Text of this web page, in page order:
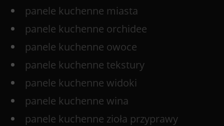
panele kuchenne miasta
panele kuchenne orchidee
panele kuchenne owoce
panele kuchenne tekstury
panele kuchenne widoki
panele kuchenne wina
panele kuchenne zioła przyprawy